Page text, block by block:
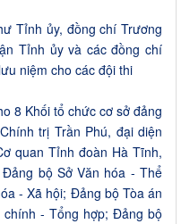
Tỉnh ủy, đồng chí Trương
Tỉnh ủy và các đồng chí
niệm cho các đội thi
8 Khối tổ chức cơ sở đảng
trị Trần Phú, đại diện
quan Tỉnh đoàn Hà Tĩnh,
bộ Sở Văn hóa - Thể
- Xã hội; Đảng bộ Tòa án
- Tổng hợp; Đảng bộ